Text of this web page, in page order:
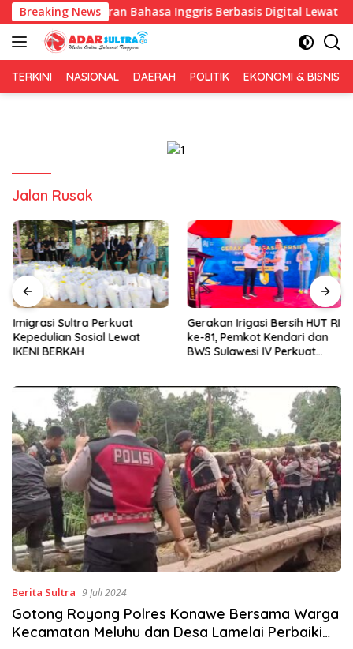
Langsung
ke
konten
Breaking News
Pembelajaran Bahasa Inggris Berbasis Digital Lewat KKN
TERKINI NASIONAL DAERAH POLITIK EKONOMI & BISNIS
Jalan Rusak
Imigrasi Sultra Perkuat
Kepedulian Sosial Lewat
IKENI BERKAH
Gerakan Irigasi Bersih HUT RI
ke-81, Pemkot Kendari dan
BWS Sulawesi IV Perkuat
Berita Sultra 9 Juli 2024
Gotong Royong Polres Konawe Bersama Warga
Kecamatan Meluhu dan Desa Lamelai Perbaiki